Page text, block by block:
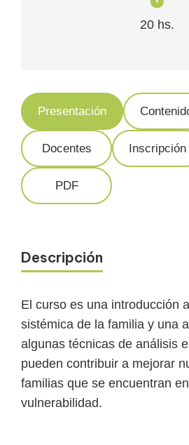
20 hs.
Presentación
Docentes Inscripción
PDF
Descripción
El curso es una introducción
sistémica de la familia y una
algunas técnicas de análisis
pueden contribuir a mejorar
familias que se encuentran
vulnerabilidad.